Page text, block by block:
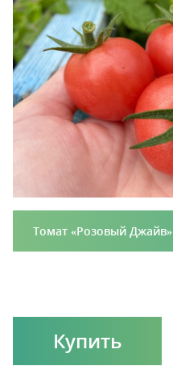
Томат «Розовый Джайв»
Купить